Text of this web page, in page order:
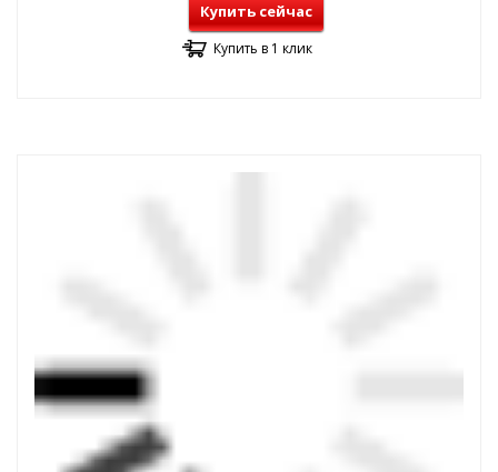
Купить сейчас
Купить в 1 клик